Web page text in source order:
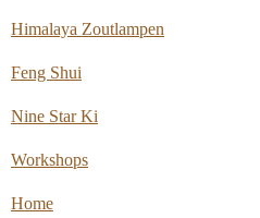
Himalaya Zoutlampen
Feng Shui
Nine Star Ki
Workshops
Home